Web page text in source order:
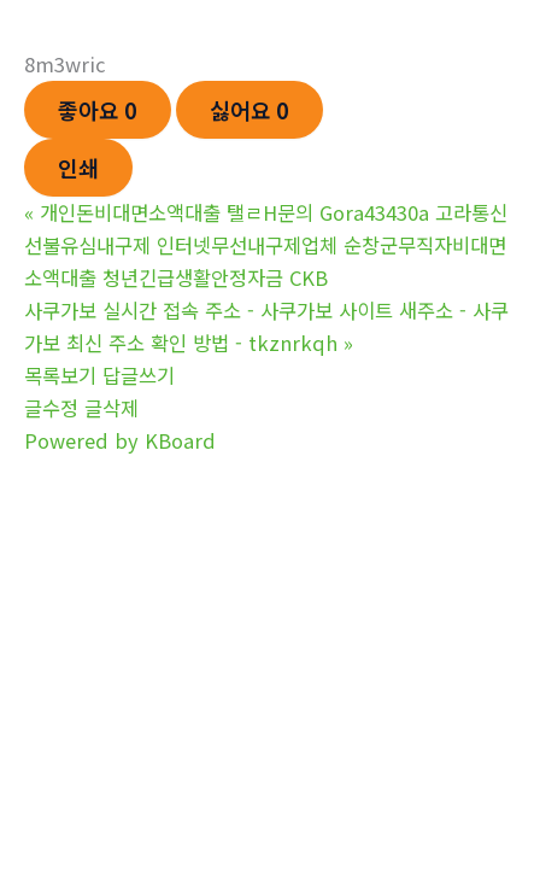
8m3wric
좋아요 0 싫어요 0
인쇄
« 개인돈비대면소액대출 탤ㄹH문의 Gora43430a 고라통신
선불유심내구제 인터넷무선내구제업체 순창군무직자비대면
소액대출 청년긴급생활안정자금 CKB
사쿠가보 실시간 접속 주소 - 사쿠가보 사이트 새주소 - 사쿠
가보 최신 주소 확인 방법 - tkznrkqh »
목록보기 답글쓰기
글수정 글삭제
Powered by KBoard